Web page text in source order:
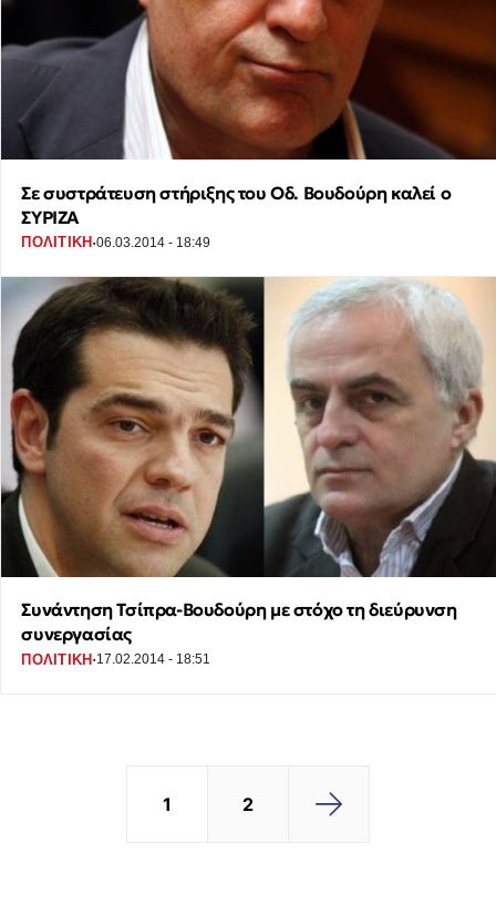
Σε συστράτευση στήριξης του Οδ. Βουδούρη καλεί ο
ΣΥΡΙΖΑ
ΠΟΛΙΤΙΚΗ ·06.03.2014 - 18:49
Συνάντηση Τσίπρα-Βουδούρη με στόχο τη διεύρυνση
συνεργασίας
ΠΟΛΙΤΙΚΗ ·17.02.2014 - 18:51
1 2